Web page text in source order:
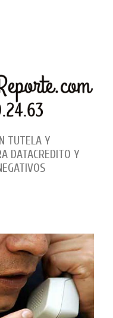
TUTELA Y
DATACREDITO Y